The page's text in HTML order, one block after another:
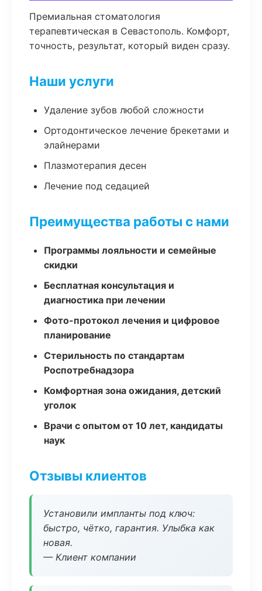
Премиальная стоматология
терапевтическая в Севастополь. Комфорт,
точность, результат, который виден сразу.
Наши услуги
Удаление зубов любой сложности
Ортодонтическое лечение брекетами и
элайнерами
Плазмотерапия десен
Лечение под седацией
Преимущества работы с нами
Программы лояльности и семейные
скидки
Бесплатная консультация и
диагностика при лечении
Фото-протокол лечения и цифровое
планирование
Стерильность по стандартам
Роспотребнадзора
Комфортная зона ожидания, детский
уголок
Врачи с опытом от 10 лет, кандидаты
наук
Отзывы клиентов
Установили импланты под ключ:
быстро, чётко, гарантия. Улыбка как
новая.
— Клиент компании